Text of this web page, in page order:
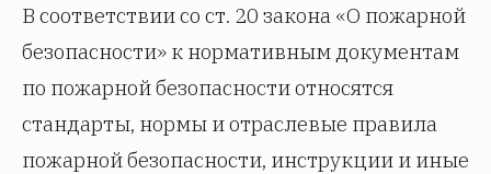
В соответствии со ст. 20 закона «О пожарной
безопасности» к нормативным документам
по пожарной безопасности относятся
стандарты, нормы и отраслевые правила
пожарной безопасности, инструкции и иные